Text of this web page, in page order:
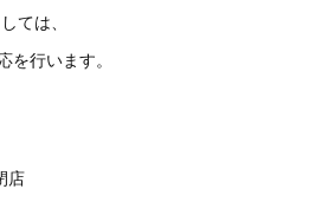
ては、
行います。
店